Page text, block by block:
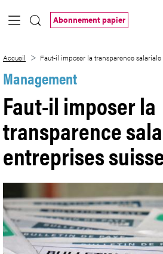
Saut au contenu principal
Abonnement papier
Accueil Faut-il imposer la transparence salariale
Management
Faut-il imposer la
transparence
entreprises